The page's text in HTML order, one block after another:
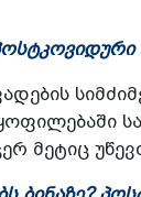
მეტიც